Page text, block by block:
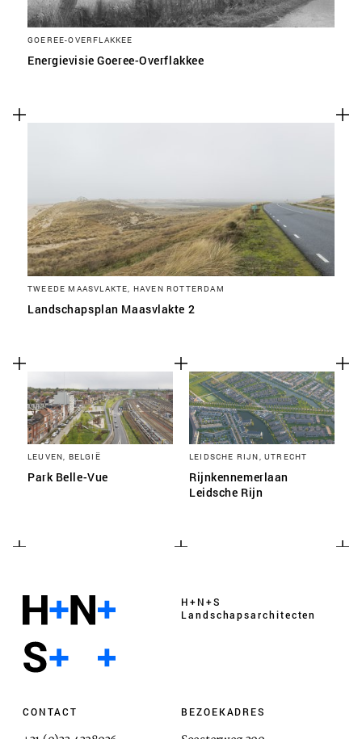
GOEREE-OVERFLAKKEE
Energievisie Goeree-Overflakkee
TWEEDE MAASVLAKTE, HAVEN ROTTERDAM
Landschapsplan Maasvlakte 2
LEUVEN, BELGIË
Park Belle-Vue
LEIDSCHE RIJN, UTRECHT
Rijnkennemerlaan
Leidsche Rijn
H+N+S
Landschaps­architecten
CONTACT BEZOEKADRES